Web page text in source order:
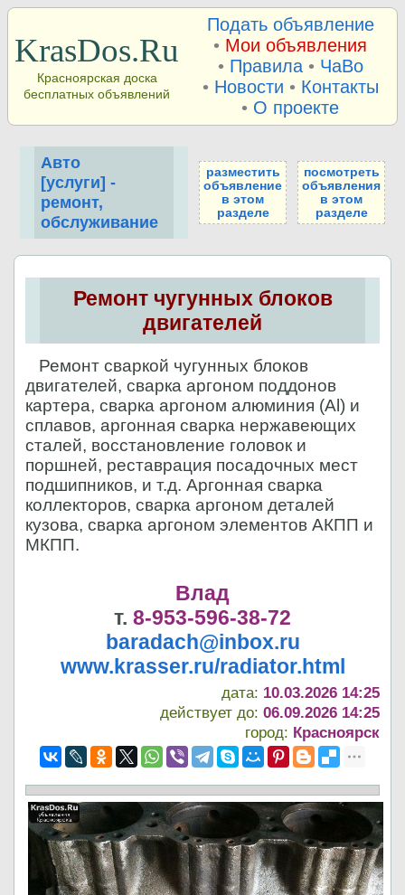
KrasDos.Ru
Красноярская доска
бесплатных объявлений
Подать объявление
• Мои объявления
• Правила• ЧаВо
• Новости • Контакты
• О проекте
Авто
[услуги] -
ремонт,
обслуживание
разместить
объявление
в этом
разделе
посмотреть
объявления
в этом
разделе
Ремонт чугунных блоков
двигателей
Ремонт сваркой чугунных блоков
двигателей, сварка аргоном поддонов
картера, сварка аргоном алюминия (Al) и
сплавов, аргонная сварка нержавеющих
сталей, восстановление головок и
поршней, реставрация посадочных мест
подшипников, и т.д. Аргонная сварка
коллекторов, сварка аргоном деталей
кузова, сварка аргоном элементов АКПП и
МКПП.
Влад
т. 8-953-596-38-72
baradach@inbox.ru
www.krasser.ru/radiator.html
дата: 10.03.2026 14:25
действует до:06.09.2026 14:25
город: Красноярск